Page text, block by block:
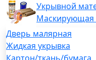
Укрывной
Маскирующая
Дверь малярная
Жидкая укрывка